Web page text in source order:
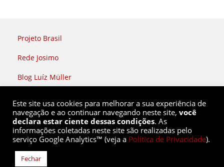
Projeto Brasil
Rede Josimo
Blog Luíz Müller
Rede Soberania |
(51) 9 8436 2808
redesoberania@gmail.com
Este site usa cookies para melhorar a sua experiência de
navegação e ao continuar navegando neste site, você
declara estar ciente dessas condições. As
informações coletadas neste site são realizadas pelo
serviço Google Analytics™ (veja a Política de Privacidade).
Fechar